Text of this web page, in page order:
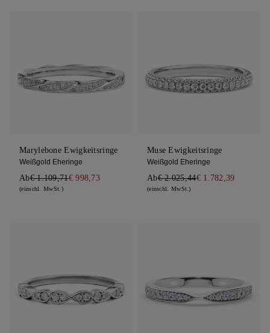
Marylebone Ewigkeitsringe
Weißgold Eheringe
Ab€ 1.109,71€ 998,73
(einschl. MwSt.)
Muse Ewigkeitsringe
Weißgold Eheringe
Ab€ 2.025,44€ 1.782,39
(einschl. MwSt.)